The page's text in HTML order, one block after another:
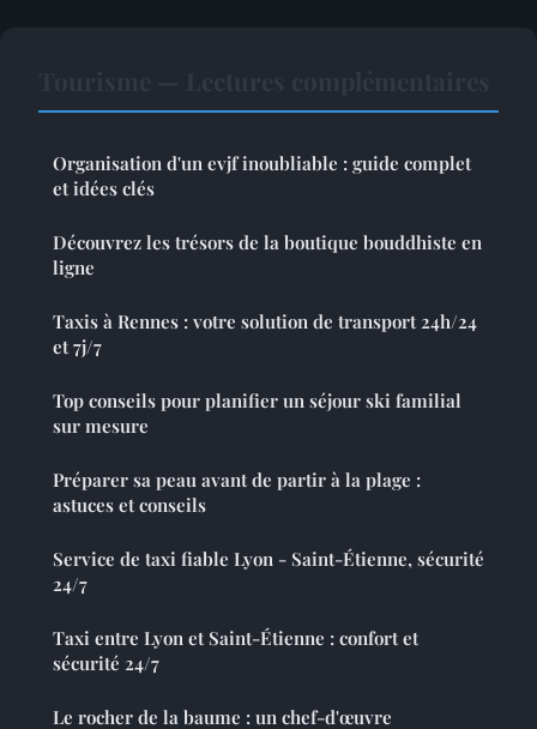
Organisation d'un evjf inoubliable : guide complet
et idées clés
Découvrez les trésors de la boutique bouddhiste en
ligne
Taxis à Rennes : votre solution de transport 24h/24
et 7j/7
Top conseils pour planifier un séjour ski familial
sur mesure
Préparer sa peau avant de partir à la plage :
astuces et conseils
Service de taxi fiable Lyon - Saint-Étienne, sécurité
24/7
Taxi entre Lyon et Saint-Étienne : confort et
sécurité 24/7
Le rocher de la baume : un chef-d'œuvre